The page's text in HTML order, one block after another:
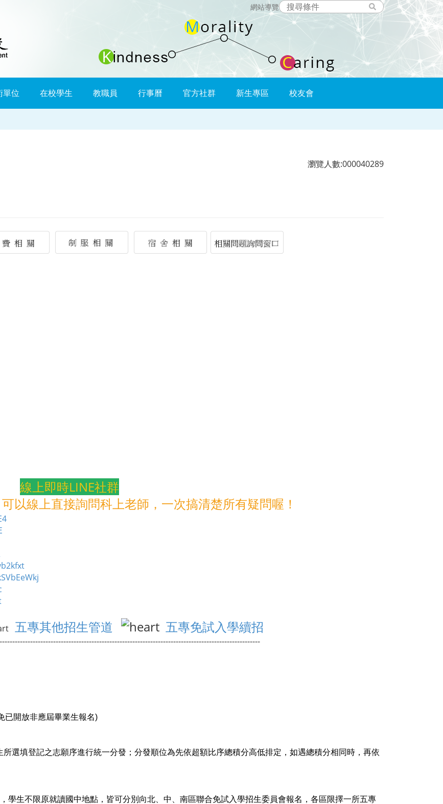
網站導覽
單位 在校學生 教職員 行事曆 官方社群 新生專區 校友會
瀏覽人數:000040289
線上即時LINE社群
以線上直接詢問科上老師，一次搞清楚所有疑問喔！
五專其他招生管道 五專免試入學續招
已開放非應屆畢業生報名)
選填登記之志願序進行統一分發；分發順位為先依超額比序總積分高低排定，如遇總積分相同時，再依
學生不限原就讀國中地點，皆可分別向北、中、南區聯合免試入學招生委員會報名，各區限擇一所五專